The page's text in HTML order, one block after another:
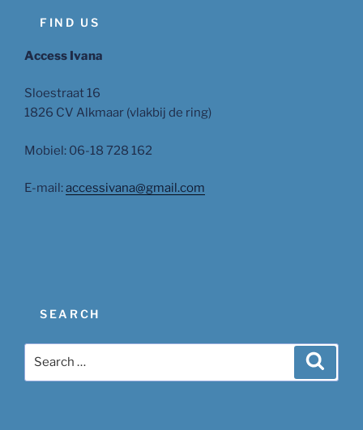
FIND US
Access Ivana
Sloestraat 16
1826 CV Alkmaar (vlakbij de ring)
Mobiel: 06-18 728 162
E-mail:accessivana@gmail.com
SEARCH